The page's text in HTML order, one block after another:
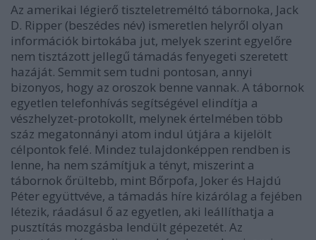
Az amerikai légierő tiszteletreméltó tábornoka, Jack
D. Ripper (beszédes név) ismeretlen helyről olyan
információk birtokába jut, melyek szerint egyelőre
nem tisztázott jellegű támadás fenyegeti szeretett
hazáját. Semmit sem tudni pontosan, annyi
bizonyos, hogy az oroszok benne vannak. A tábornok
egyetlen telefonhívás segítségével elindítja a
vészhelyzet-protokollt, melynek értelmében több
száz megatonnányi atom indul útjára a kijelölt
célpontok felé. Mindez tulajdonképpen rendben is
lenne, ha nem számítjuk a tényt, miszerint a
tábornok őrültebb, mint Bőrpofa, Joker és Hajdú
Péter együttvéve, a támadás híre kizárólag a fejében
létezik, ráadásul ő az egyetlen, aki leállíthatja a
pusztítás mozgásba lendült gépezetét. Az